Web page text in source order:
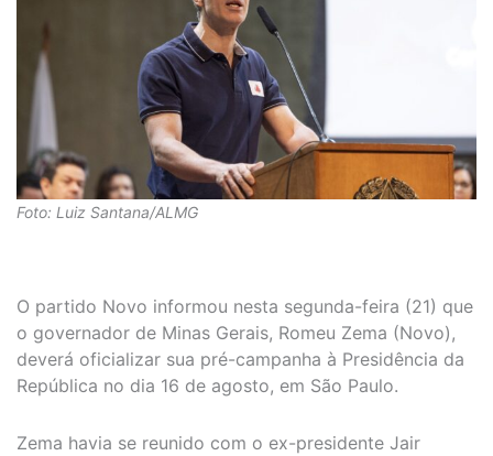
Foto: Luiz Santana/ALMG
O partido Novo informou nesta segunda-feira (21) que
o governador de Minas Gerais, Romeu Zema (Novo),
deverá oficializar sua pré-campanha à Presidência da
República no dia 16 de agosto, em São Paulo.
Zema havia se reunido com o ex-presidente Jair